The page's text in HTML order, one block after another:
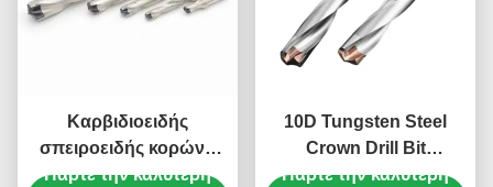
Καρβιδιοειδής
σπειροειδής κορώνα
τρυπάνι Δείκτης
Πάρτε την καλύτερη
10D Tungsten Steel
Crown Drill Bit
Σπειροειδής φλάουτα
Πάρτε την καλύτερη